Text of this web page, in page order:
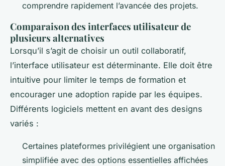
comprendre rapidement l’avancée des projets.
Comparaison des interfaces utilisateur de
plusieurs alternatives
Lorsqu’il s’agit de choisir un outil collaboratif,
l’interface utilisateur est déterminante. Elle doit être
intuitive pour limiter le temps de formation et
encourager une adoption rapide par les équipes.
Différents logiciels mettent en avant des designs
variés :
Certaines plateformes privilégient une organisation
simplifiée avec des options essentielles affichées